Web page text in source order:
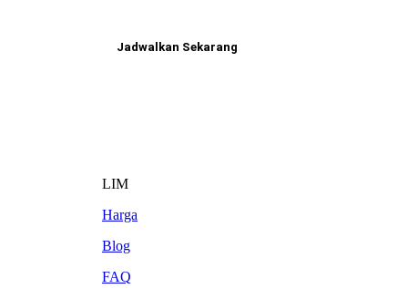
Jadwalkan Sekarang
LIM
Harga
Blog
FAQ